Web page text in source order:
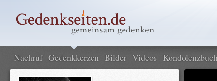
Nachruf Gedenkkerzen Bilder Videos Kondolenzbuch